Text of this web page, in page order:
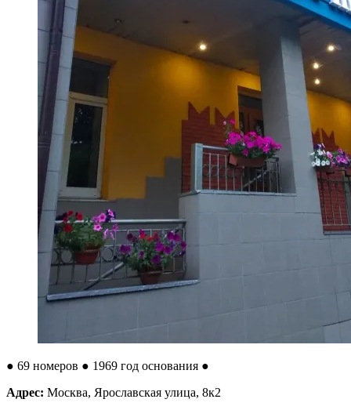
● 69 номеров ● 1969 год основания ●
Адрес: Москва, Ярославская улица, 8к2